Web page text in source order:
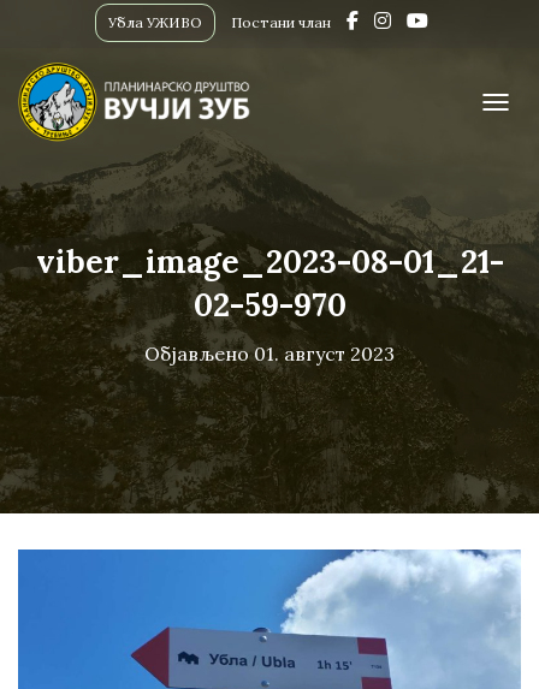
Убла УЖИВО Постани члан
viber_image_2023-08-01_21-
02-59-970
Објављено01. август 2023